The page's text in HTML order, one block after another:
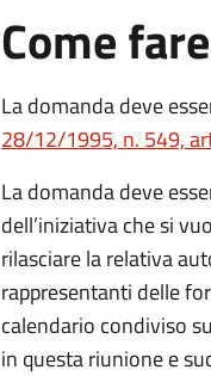
Come fare
La domanda deve
28/12/1995, n. 549,
La domanda deve
dell’iniziativa che si
rilasciare la relativa
rappresentanti delle
calendario condiviso
in questa riunione e